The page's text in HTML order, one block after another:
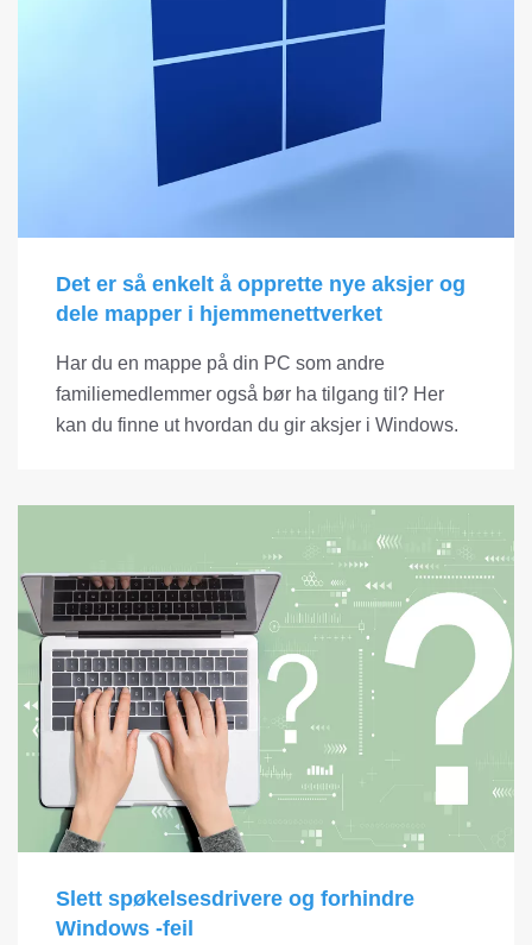
Det er så enkelt å opprette nye aksjer og
dele mapper i hjemmenettverket
Har du en mappe på din PC som andre
familiemedlemmer også bør ha tilgang til? Her
kan du finne ut hvordan du gir aksjer i Windows.
Slett spøkelsesdrivere og forhindre
Windows -feil